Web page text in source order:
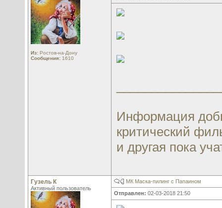
Из: Ростов-на-Дону
Сообщения: 1610
Информация
критический
и другая пока
Гузель К
Активный пользователь
МК Маска-пилинг с Папаином
Отправлен: 02-03-2018 21:50